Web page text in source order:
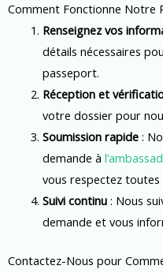
Comment Fonctionne Notre
Renseignez vos
détails nécessaires
passeport.
Réception et
votre dossier pour
Soumission rapide:
demande à
vous respectez toutes
Suivi continu: Nous
demande et vous
Contactez-Nous pour